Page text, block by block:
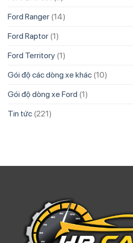
Ford Ranger (14)
Ford Raptor (1)
Ford Territory (1)
Gói độ các dòng xe khác (10)
Gói độ dòng xe Ford (1)
Tin tức (221)